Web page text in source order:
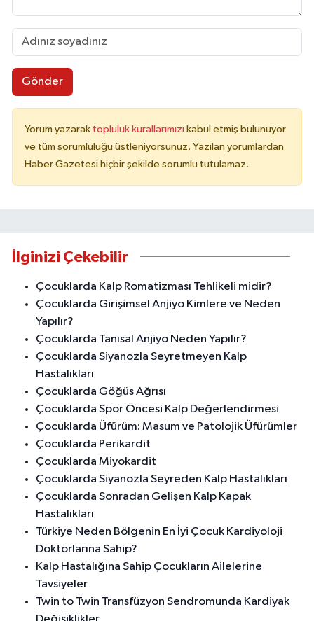
Gönder
Yorum yazarak topluluk kurallarımızı kabul etmiş bulunuyor
ve tüm sorumluluğu üstleniyorsunuz. Yazılan yorumlardan
Haber Gazetesi hiçbir şekilde sorumlu tutulamaz.
İlginizi Çekebilir
Çocuklarda Kalp Romatizması Tehlikeli midir?
Çocuklarda Girişimsel Anjiyo Kimlere ve Neden
Yapılır?
Çocuklarda Tanısal Anjiyo Neden Yapılır?
Çocuklarda Siyanozla Seyretmeyen Kalp
Hastalıkları
Çocuklarda Göğüs Ağrısı
Çocuklarda Spor Öncesi Kalp Değerlendirmesi
Çocuklarda Üfürüm: Masum ve Patolojik Üfürümler
Çocuklarda Perikardit
Çocuklarda Miyokardit
Çocuklarda Siyanozla Seyreden Kalp Hastalıkları
Çocuklarda Sonradan Gelişen Kalp Kapak
Hastalıkları
Türkiye Neden Bölgenin En İyi Çocuk Kardiyoloji
Doktorlarına Sahip?
Kalp Hastalığına Sahip Çocukların Ailelerine
Tavsiyeler
Twin to Twin Transfüzyon Sendromunda Kardiyak